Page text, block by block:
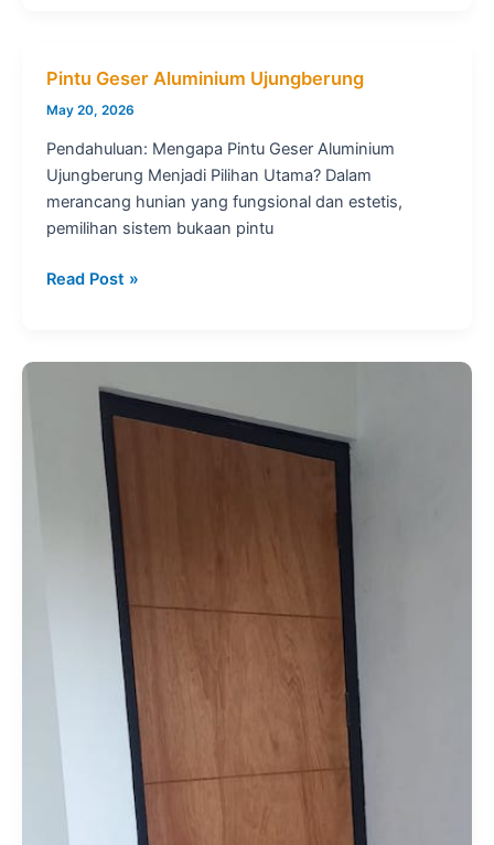
Beli
Pintu
Geser
Aluminium
Soreang!
Pintu Geser Aluminium Ujungberung
May 20, 2026
Pendahuluan: Mengapa Pintu Geser Aluminium
Ujungberung Menjadi Pilihan Utama? Dalam
merancang hunian yang fungsional dan estetis,
pemilihan sistem bukaan pintu
Pintu
Ujungberung
Read Post »